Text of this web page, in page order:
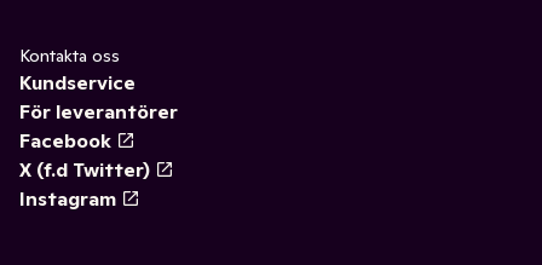
Kontakta oss
Kundservice
För leverantörer
Facebook
X (f.d Twitter)
Instagram